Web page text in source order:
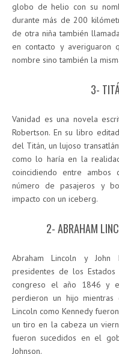
globo de helio con su
durante más de 200
de otra niña también
en contacto y averiguaron
nombre sino también la
3-
Vanidad es una novela
Robertson. En su libro
del Titán, un lujoso
como lo haría en la
coincidiendo entre
número de pasajeros y
impacto con un iceberg.
2- ABRAHAM
Abraham Lincoln y John
presidentes de los
congreso el año 1846 y
perdieron un hijo mientras
Lincoln como Kennedy
un tiro en la cabeza un
fueron sucedidos en el
Johnson.